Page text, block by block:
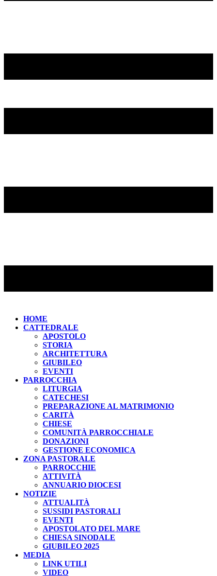
HOME
CATTEDRALE
APOSTOLO
STORIA
ARCHITETTURA
GIUBILEO
EVENTI
PARROCCHIA
LITURGIA
CATECHESI
PREPARAZIONE AL MATRIMONIO
CARITÀ
CHIESE
COMUNITÀ PARROCCHIALE
DONAZIONI
GESTIONE ECONOMICA
ZONA PASTORALE
PARROCCHIE
ATTIVITÀ
ANNUARIO DIOCESI
NOTIZIE
ATTUALITÀ
SUSSIDI PASTORALI
EVENTI
APOSTOLATO DEL MARE
CHIESA SINODALE
GIUBILEO 2025
MEDIA
LINK UTILI
VIDEO